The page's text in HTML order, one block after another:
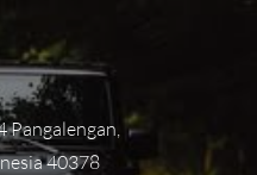
Pangalengan,
40378